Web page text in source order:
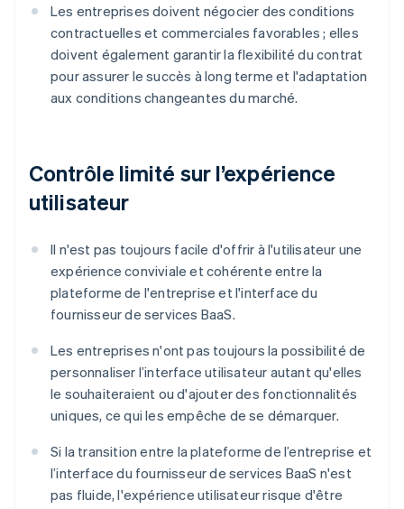
Les entreprises doivent négocier des conditions
contractuelles et commerciales favorables ; elles
doivent également garantir la flexibilité du contrat
pour assurer le succès à long terme et l'adaptation
aux conditions changeantes du marché.
Contrôle limité sur l’expérience
utilisateur
Il n'est pas toujours facile d'offrir à l'utilisateur une
expérience conviviale et cohérente entre la
plateforme de l'entreprise et l'interface du
fournisseur de services BaaS.
Les entreprises n'ont pas toujours la possibilité de
personnaliser l’interface utilisateur autant qu'elles
le souhaiteraient ou d'ajouter des fonctionnalités
uniques, ce qui les empêche de se démarquer.
Si la transition entre la plateforme de l’entreprise et
l’interface du fournisseur de services BaaS n'est
pas fluide, l'expérience utilisateur risque d'être